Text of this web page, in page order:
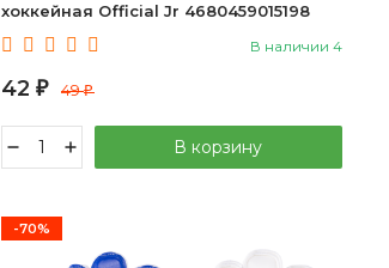
хоккейная Official Jr 4680459015198
УТ-00011025 4680459015198
В наличии 4
42 ₽ 49₽
В корзину
-70%